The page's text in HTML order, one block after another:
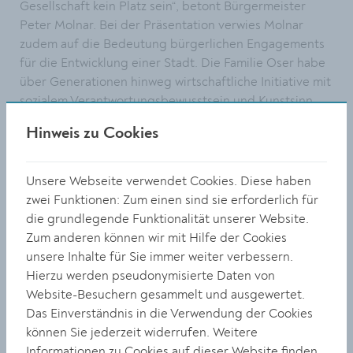
Gesellschaft kein Platz sein“, betont Bürgermeister
Peter Molnar. Bei der Präsentation verwies Molnar
zudem auf die Bedeutung bürgerlichen Engagements
für die Entwicklung einer Stadt. Die Familie Oser habe
über Generationen hinweg wirtschaftliche Initiative mit
sozialem Verantwortungsbewusstsein und Kunstsinn
der Publikation hervorhob: „Robert Streibel gelingt es,
anhand einer einzigen Familie ein faszinierendes
Panorama der Kremser Stadtgeschichte zu zeichnen.
Das Buch macht sichtbar, wie eng wirtschaftliche,
kulturelle und politische Entwicklungen miteinander
verflochten sind.“
Einen besonderen Bezug zum Veranstaltungsort stellte
Kulturamtsleiter Gregor Kremser her. Die Familie Oser
Hinweis zu Cookies
Unsere Webseite verwendet Cookies. Diese haben
zwei Funktionen: Zum einen sind sie erforderlich für
die grundlegende Funktionalität unserer Website.
Zum anderen können wir mit Hilfe der Cookies
unsere Inhalte für Sie immer weiter verbessern.
Hierzu werden pseudonymisierte Daten von
Website-Besuchern gesammelt und ausgewertet.
Das Einverständnis in die Verwendung der Cookies
können Sie jederzeit widerrufen. Weitere